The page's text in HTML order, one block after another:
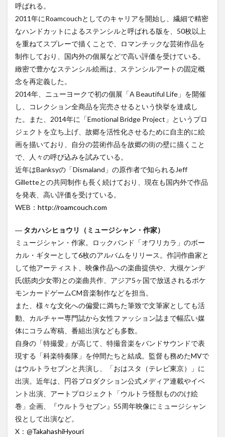
呼ばれる。
2011年にRoamcouchとしてのキャリアを開始し、繊細で精密
なハンドカットによるステンシルと呼ばれる版を、50枚以上
を重ねてスプレーで描くことで、ロマンチックな芸術作品を
制作しており、国内外の個展などで高い評価を受けている。
緻密で豊かなステンシル絵画は、ステンシルアートの固定概
念を再定義した。
2014年、ニューヨークで初の個展「A Beautiful Life」を開催
し、コレクション全商品を完売させるという快挙を達成し
た。また、2014年に「Emotional Bridge Project」というプロ
ジェクトを立ち上げ、故郷を活性化させるために自主的に絵
画を描いており、自分の芸術作品を故郷の街の壁に描くこと
で、人々の呼び込みを試みている。
近年はBanksyの「Dismaland」の原作者で知られるJeff
Gilletteとの共同制作も長く続けており、現在も国内外で作品
を発表、高い評価を受けている。
WEB： http://roamcouch.com
― タカハシヒョウリ（ミュージシャン・作家）
ミュージシャン・作家。ロックバンド「オワリカラ」のボー
カル・ギターとして6枚のアルバムをリリース。作詞作曲家と
して他アーティスト、映像作品への楽曲提供や、大槻ケンヂ
氏(筋肉少女帯)との楽曲共作、アジア5ヶ国で放送されるポケ
モンカードゲームCM音楽制作などを担当。
また、様々な文化への偏愛に満ちた筆致で文筆家としても活
動、カルチャー専門誌から女性ファッション誌まで幅広い媒
体にコラム寄稿、番組出演なども多数。
自身の「特撮愛」が高じて、特撮音楽をバンドサウンドで表
現する「科楽特奏隊」を仲間たちと結成。監督も務めたMVで
はウルトラセブンと共演し、「おはスタ（テレビ東京）」に
出演。近年は、円谷プロダクション公式メディア連載やイベ
ント出演、アートプロジェクト「ウルトラ怪獣もののけ絵
巻」企画、『ウルトラセブン』55周年映像にミュージシャン
役として出演など。
X：@TakahashiHyouri